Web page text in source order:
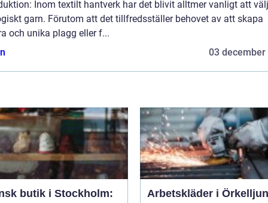
Inom textilt hantverk har det blivit alltmer vanligt att
garn. Förutom att det tillfredsställer behovet av att skapa
och unika plagg eller f...
03 december
butik i Stockholm:
Arbetskläder i